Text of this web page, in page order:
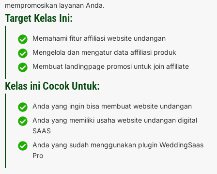
mempromosikan layanan Anda.
Target Kelas Ini:
Memahami fitur affiliasi website undangan
Mengelola dan mengatur data affiliasi produk
Membuat landingpage promosi untuk join affiliate
Kelas ini Cocok Untuk:
Anda yang ingin bisa membuat website undangan
Anda yang memiliki usaha website undangan digital
SAAS
Anda yang sudah menggunakan plugin WeddingSaas
Pro